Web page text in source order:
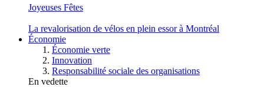
Joyeuses Fêtes
La revalorisation de vélos en plein essor à Montréal
Économie
Économie verte
Innovation
Responsabilité sociale des organisations
En vedette